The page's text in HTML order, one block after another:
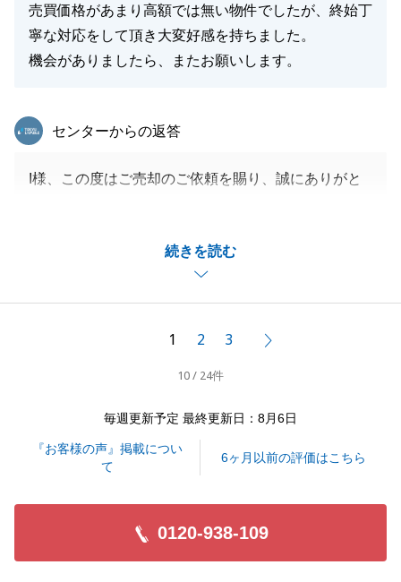
売買価格があまり高額では無い物件でしたが、終始丁
寧な対応をして頂き大変好感を持ちました。
機会がありましたら、またお願いします。
続きを読む
東急リバブル
センターからの返答
I様、この度はご売却のご依頼を賜り、誠にありがと
ご売却まで少しお時間を要してしまいましたが、とて
も良い買主様と巡り合うことができ、嬉しく存じま
す。
申し付けくださいませ。
閉じる
1 2 3
10 / 24件
毎週更新予定 最終更新日：8月6日
『お客様の声』掲載につい
て
6ヶ月以前の評価はこちら
0120-938-109